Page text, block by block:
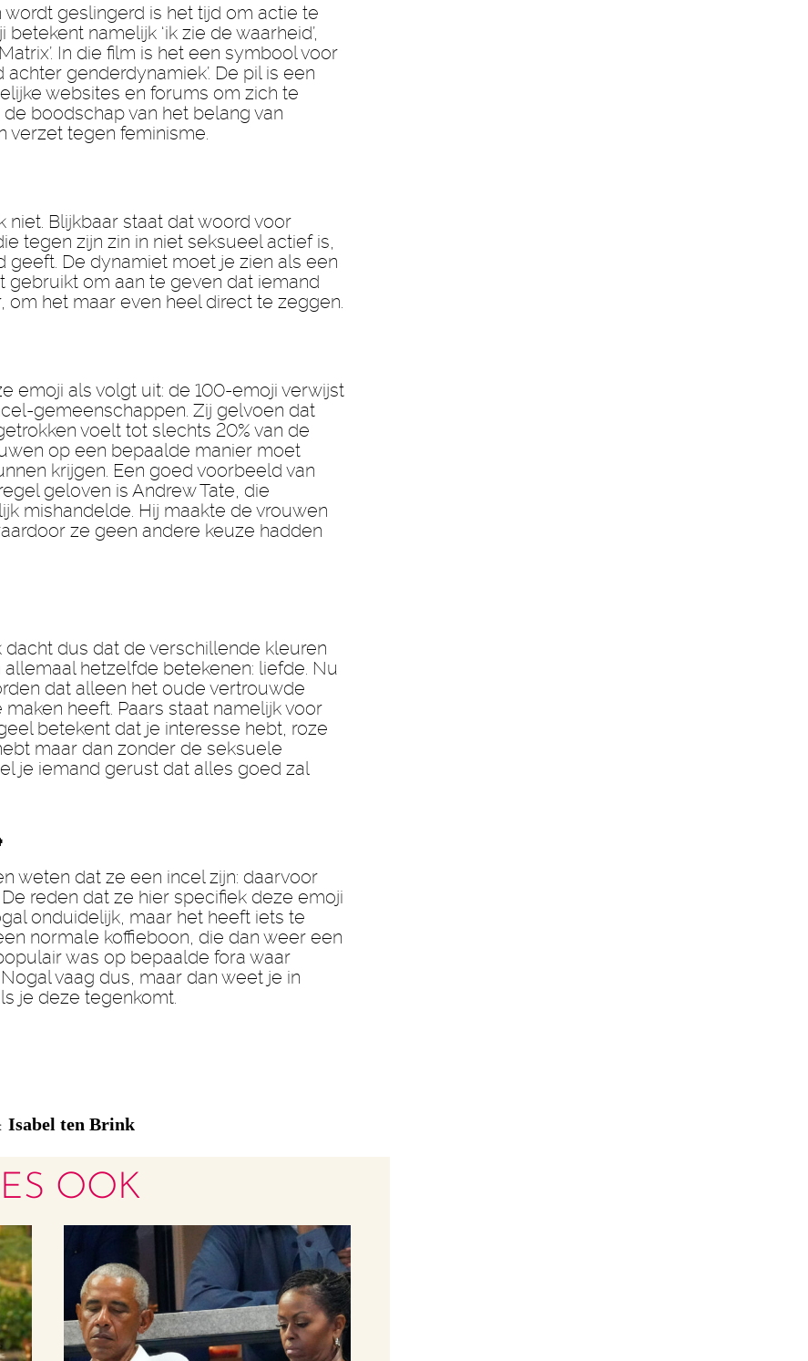
geslingerd is het tijd om actie te
namelijk ‘ik zie de waarheid’,
In die film is het een symbool voor
genderdynamiek’. De pil is een
websites en forums om zich te
boodschap van het belang van
verzet tegen feminisme.
niet. Blijkbaar staat dat woord voor
tegen zijn zin in niet seksueel actief is,
geeft. De dynamiet moet je zien als een
om aan te geven dat iemand
om het maar even heel direct te zeggen.
emoji als volgt uit: de 100-emoji verwijst
gemeenschappen. Zij gelvoen dat
voelt tot slechts 20% van de
op een bepaalde manier moet
krijgen. Een goed voorbeeld van
geloven is Andrew Tate, die
mishandelde. Hij maakte de vrouwen
ze geen andere keuze hadden
dacht dus dat de verschillende kleuren
hetzelfde betekenen: liefde. Nu
dat alleen het oude vertrouwde
heeft. Paars staat namelijk voor
betekent dat je interesse hebt, roze
maar dan zonder de seksuele
je iemand gerust dat alles goed zal
weten dat ze een incel zijn: daarvoor
reden dat ze hier specifiek deze emoji
onduidelijk, maar het heeft iets te
normale koffieboon, die dan weer een
was op bepaalde fora waar
vaag dus, maar dan weet je in
je deze tegenkomt.
Isabel ten Brink
OOK